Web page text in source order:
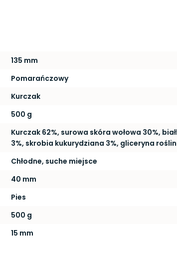
135 mm
Pomarańczowy
Kurczak
500 g
Kurczak 62%, surowa skóra wołowa 30%,
3%, skrobia kukurydziana 3%, gliceryna
Chłodne, suche miejsce
40 mm
Pies
500 g
15 mm